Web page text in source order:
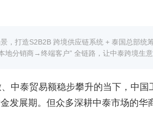
，打造S2B2B 跨境供应链系统 + 泰国总部统
分销商→终端客户” 全链路，让中泰跨境生意
中泰贸易额稳步攀升的当下，中
发展期。但众多深耕中泰市场的华